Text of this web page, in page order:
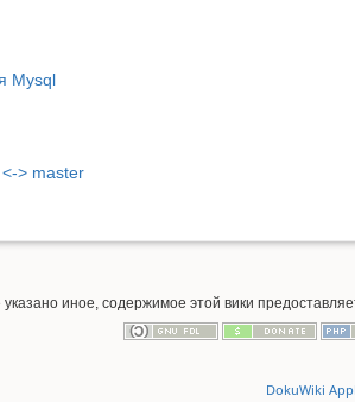
Mysql
> master
указано иное, содержимое этой вики
DokuWiki